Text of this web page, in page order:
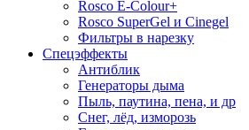
Rosco E-Colour+
Rosco SuperGel и Cinegel
Фильтры в нарезку
Спецэффекты
Антиблик
Генераторы дыма
Пыль, паутина, пена, и др
Снег, лёд, изморозь